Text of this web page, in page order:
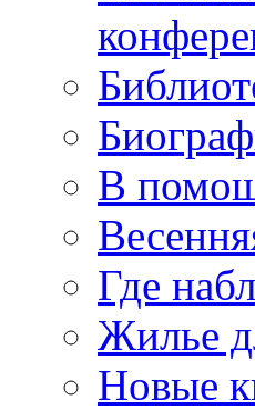
В
Где
Жилье
Новые